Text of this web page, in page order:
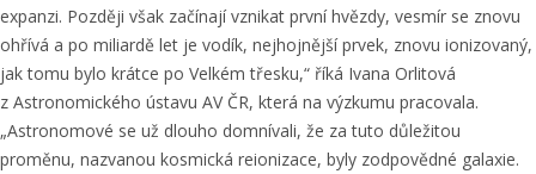
expanzi. Později však začínají vznikat první hvězdy, vesmír se znovu
ohřívá a po miliardě let je vodík, nejhojnější prvek, znovu ionizovaný,
jak tomu bylo krátce po Velkém třesku,“ říká Ivana Orlitová
z Astronomického ústavu AV ČR, která na výzkumu pracovala.
„Astronomové se už dlouho domnívali, že za tuto důležitou
proměnu, nazvanou kosmická reionizace, byly zodpovědné galaxie.